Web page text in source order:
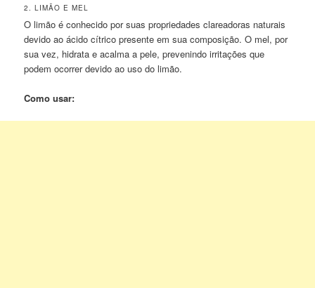
2. LIMÃO E MEL
O limão é conhecido por suas propriedades clareadoras naturais
devido ao ácido cítrico presente em sua composição. O mel, por
sua vez, hidrata e acalma a pele, prevenindo irritações que
podem ocorrer devido ao uso do limão.
Como usar: